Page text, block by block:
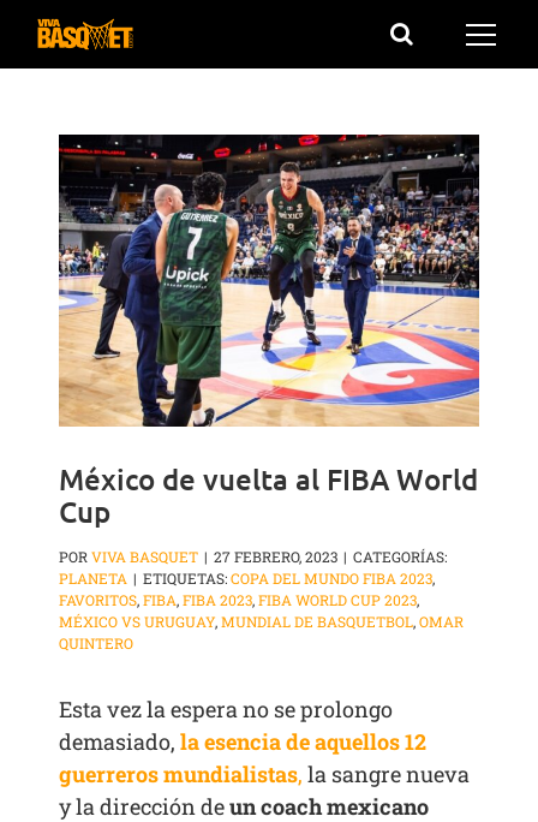
Saltar
México de vuelta al FIBA World
Cup
PORVIVA BASQUET | 27 FEBRERO, 2023 | CATEGORÍAS:
PLANETA | ETIQUETAS:COPA DEL MUNDO FIBA 2023,
FAVORITOS,FIBA,FIBA 2023,FIBA WORLD CUP 2023,
MÉXICO VS URUGUAY,MUNDIAL DE BASQUETBOL,OMAR
QUINTERO
Esta vez la espera no se prolongo
demasiado,la esencia de aquellos 12
guerreros mundialistas, la sangre nueva
y la dirección deun coach mexicano